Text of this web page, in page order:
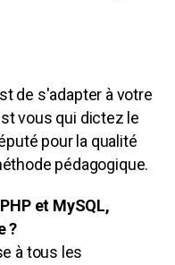
de s'adapter à votre
vous qui dictez le
pour la qualité
pédagogique.
et MySQL,
?
à tous les